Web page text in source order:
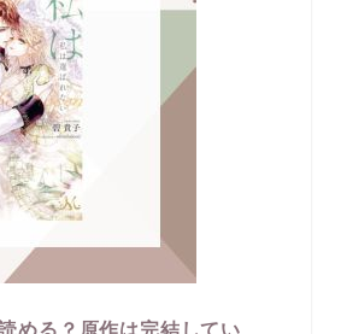
める？原作は完結してい